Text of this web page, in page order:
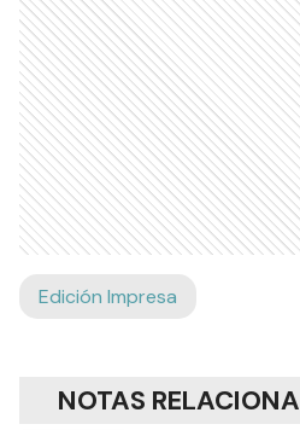
Edición Impresa
NOTAS